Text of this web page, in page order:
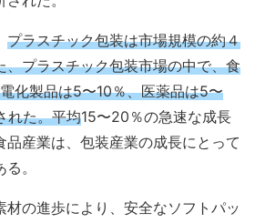
プラスチック包装は市場規模の約４
、プラスチック包装市場の中で、食
化製品は5〜10％、医薬品は5〜
れた。平均15〜20％の急速な成長
品産業は、包装産業の成長にとって
。
材の進歩により、安全なソフトパッ